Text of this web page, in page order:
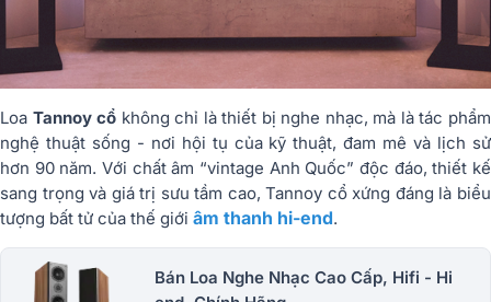
Loa Tannoy cổ không chỉ là thiết bị nghe nhạc, mà là tác phẩm
nghệ thuật sống - nơi hội tụ của kỹ thuật, đam mê và lịch sử
hơn 90 năm. Với chất âm “vintage Anh Quốc” độc đáo, thiết kế
sang trọng và giá trị sưu tầm cao, Tannoy cổ xứng đáng là biểu
tượng bất tử của thế giới âm thanh hi-end.
Bán Loa Nghe Nhạc Cao Cấp, Hifi - Hi